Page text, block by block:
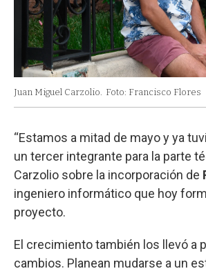
Juan Miguel Carzolio. Foto: Francisco Flores
“Estamos a mitad de mayo y ya
un tercer integrante para la parte
Carzolio sobre la incorporación de
ingeniero informático que hoy
proyecto.
El crecimiento también los llevó a
cambios. Planean mudarse a un